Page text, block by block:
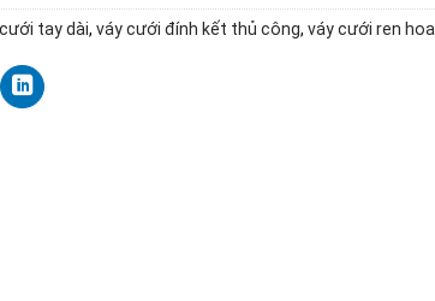
tay dài, váy cưới đính kết thủ công, váy cưới ren hoa